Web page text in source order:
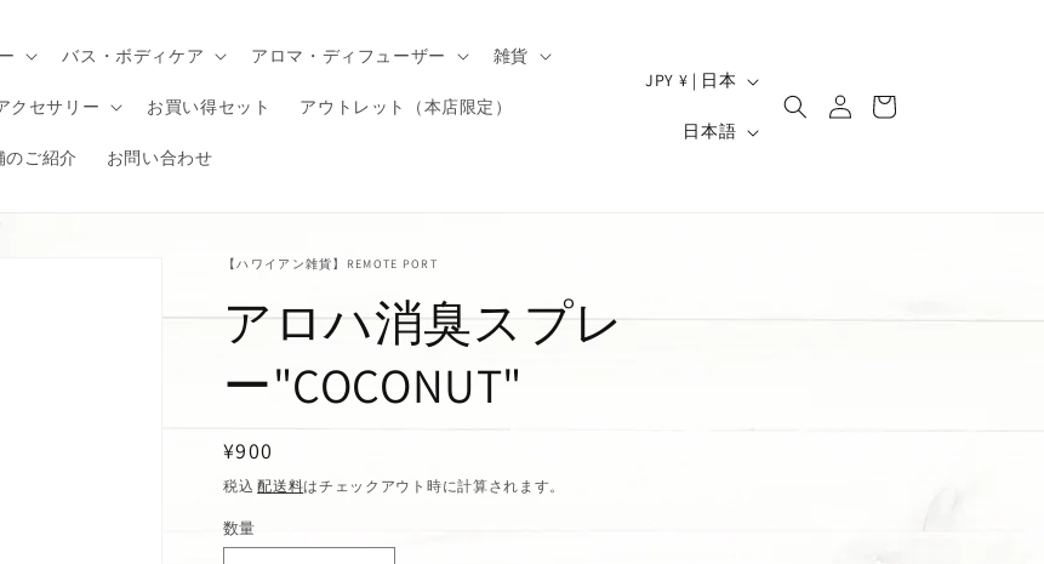
バス・ボディケア アロマ・ディフューザー 雑貨
クセサリー お買い得セット アウトレット（本店限定）
のご紹介 お問い合わせ
国
JPY ¥ | 日本
言
日本語
イ
ー
【ハワイアン雑貨】REMOTE PORT
アロハ消臭スプレ
ー"COCONUT"
通
常
価
格
¥900
税込配送料はチェックアウト時に計算されます。
数量